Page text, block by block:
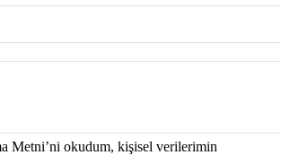
Metni’ni okudum, kişisel verilerimin